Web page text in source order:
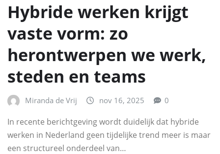
Hybride werken krijgt
vaste vorm: zo
herontwerpen we werk,
steden en teams
Miranda de Vrij nov 16, 2025 0
In recente berichtgeving wordt duidelijk dat hybride
werken in Nederland geen tijdelijke trend meer is maar
een structureel onderdeel van…